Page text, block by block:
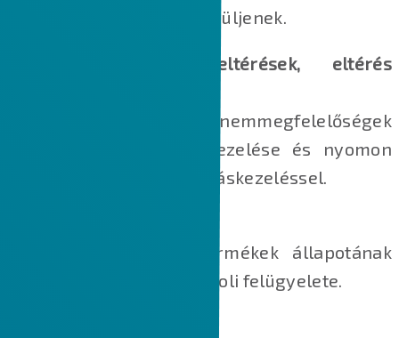
irányelvek betartásra kerüljenek.
Nemmegfelelőségek, eltérések, eltérés
Termék‑ és folyamatnemmegfelelőségek
rögzítése, értékelése, kezelése és nyomon
követése integrált változáskezeléssel.
A vevőnél üzemelő termékek állapotának
folyamatos, IoT‑alapú távoli felügyelete.